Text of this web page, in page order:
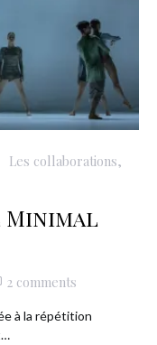
Les collaborations
Minimal
2 comments
à la répétition